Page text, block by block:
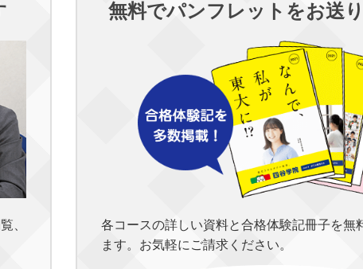
、
無料でパンフレットをお送
各コースの詳しい資料と合格体験記冊子を無
ます。お気軽にご請求ください。